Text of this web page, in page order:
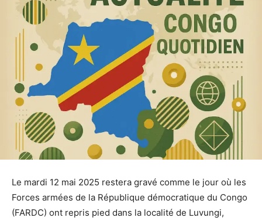
Le mardi 12 mai 2025 restera gravé comme le jour où les
Forces armées de la République démocratique du Congo
(FARDC) ont repris pied dans la localité de Luvungi,